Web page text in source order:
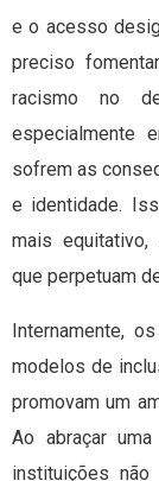
e o acesso
preciso
racismo no
especialmente
sofrem as
e identidade.
mais equitativo,
que perpetuam
Internamente,
modelos de
promovam um
Ao abraçar
instituições